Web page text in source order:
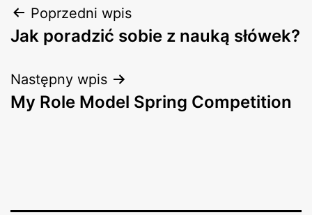
Nawigacja
wpisu
Poprzedni wpis
Jak poradzić sobie z nauką słówek?
Następny wpis
My Role Model Spring Competition